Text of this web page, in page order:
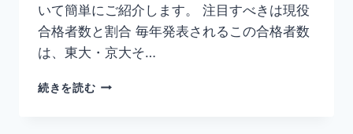
いて簡単にご紹介します。 注目すべきは現役
合格者数と割合 毎年発表されるこの合格者数
は、東大・京大そ…
続きを読む2023